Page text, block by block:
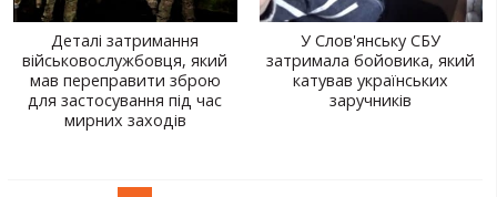
Деталі затримання
військовослужбовця, який
мав переправити зброю
для застосування під час
мирних заходів
У Слов'янську СБУ
затримала бойовика, який
катував українських
заручників